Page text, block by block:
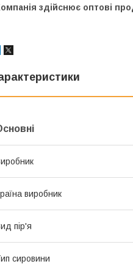
здійснює оптові
виробник
пір'я
сировини